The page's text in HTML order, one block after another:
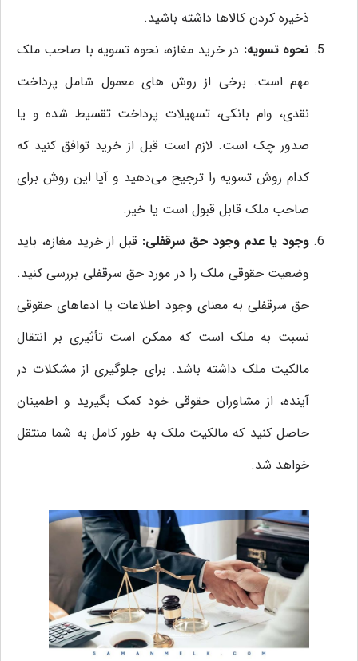
ذخیره کردن کالاها داشته باشید.
نحوه تسویه: در خرید مغازه، نحوه تسویه با صاحب ملک
مهم است. برخی از روش‌ های معمول شامل پرداخت
نقدی، وام بانکی، تسهیلات پرداخت تقسیط شده و یا
صدور چک است. لازم است قبل از خرید توافق کنید که
کدام روش تسویه را ترجیح می‌دهید و آیا این روش برای
صاحب ملک قابل قبول است یا خیر.
وجود یا عدم وجود حق سرقفلی: قبل از خرید مغازه، باید
وضعیت حقوقی ملک را در مورد حق سرقفلی بررسی کنید.
حق سرقفلی به معنای وجود اطلاعات یا ادعاهای حقوقی
نسبت به ملک است که ممکن است تأثیری بر انتقال
مالکیت ملک داشته باشد. برای جلوگیری از مشکلات در
آینده، از مشاوران حقوقی خود کمک بگیرید و اطمینان
حاصل کنید که مالکیت ملک به طور کامل به شما منتقل
خواهد شد.